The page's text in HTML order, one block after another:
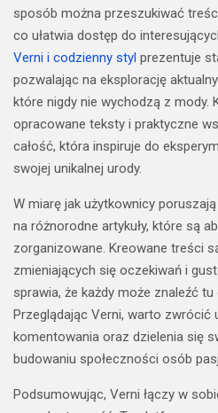
sposób można przeszukiwać
co ułatwia dostęp do
Verni i codzienny styl prezentuje
pozwalając na eksplorację
które nigdy nie wychodzą z mody.
opracowane teksty i praktyczne
całość, która inspiruje do
swojej unikalnej urody.
W miarę jak użytkownicy
na różnorodne artykuły, które są
zorganizowane. Kreowane treści
zmieniających się oczekiwań i
sprawia, że każdy może znaleźć
Przeglądając Verni, warto zwrócić
komentowania oraz dzielenia się
budowaniu społeczności osób
Podsumowując, Verni łączy w